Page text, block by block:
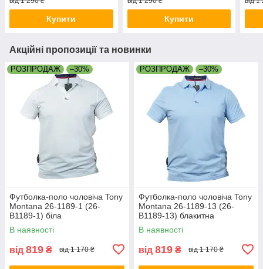
Купити Купити
Акційні пропозиції та новинки
РОЗПРОДАЖ –30%
Футболка-поло чоловіча Tony
Montana 26-1189-1 (26-
B1189-1) біла
В наявності
від 819 ₴ від 1 170 ₴
РОЗПРОДАЖ –30%
Футболка-поло чоловіча Tony
Montana 26-1189-13 (26-
B1189-13) блакитна
В наявності
від 819 ₴ від 1 170 ₴